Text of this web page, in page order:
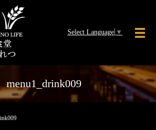
Select Language ▼
メ
menu1_drink009